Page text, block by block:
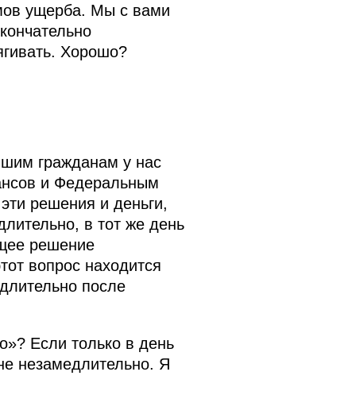
ущерба. Мы с вами
Хорошо?
гражданам у нас
и Федеральным
решения и деньги,
в тот же день
решение
вопрос находится
после
Если только в день
незамедлительно. Я